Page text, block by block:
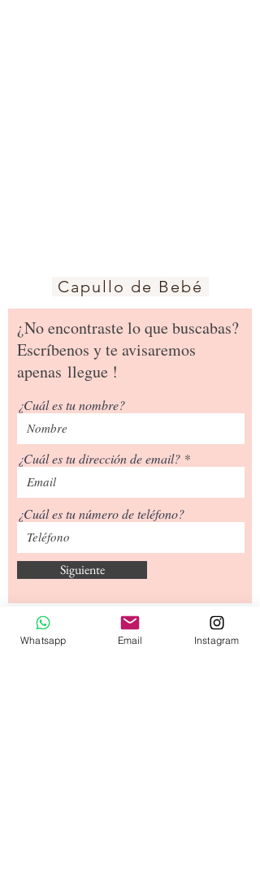
Capullo de Bebé
¿No encontraste lo que buscabas?
Escríbenos y te avisaremos
apenas llegue !
¿Cuál es tu nombre?
¿Cuál es tu dirección de email?
¿Cuál es tu número de teléfono?
Siguiente
Contacto
Tipos de Envío
Whatsapp Email Instagram